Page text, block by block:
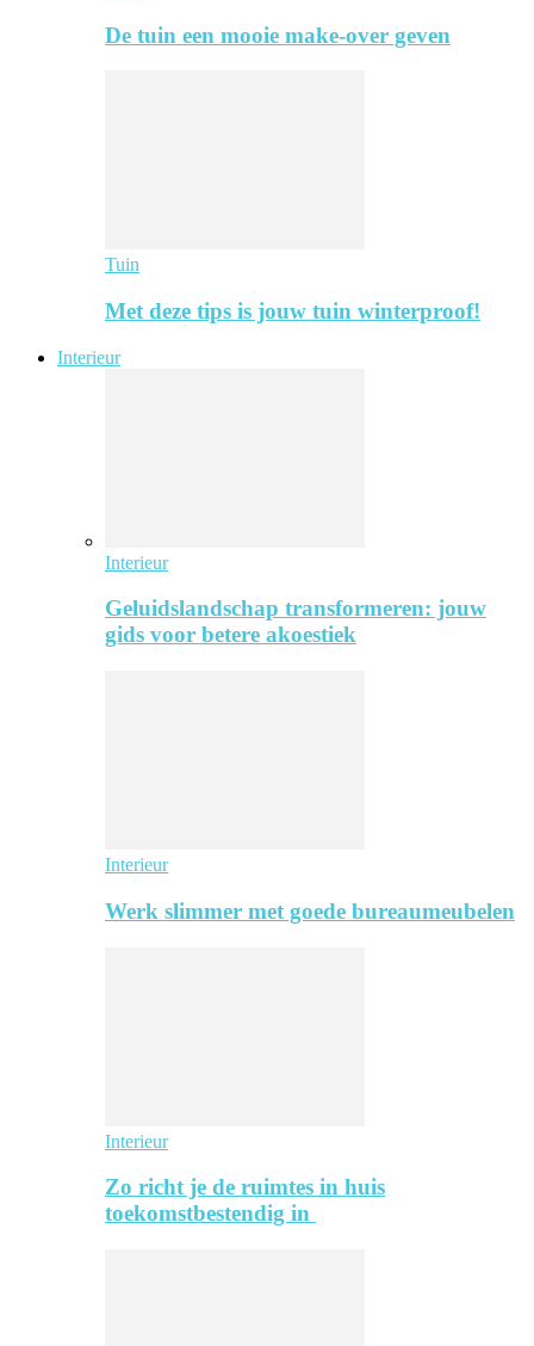
De tuin een mooie make-over geven
Tuin
Met deze tips is jouw tuin winterproof!
Interieur
Interieur
Geluidslandschap transformeren: jouw
gids voor betere akoestiek
Interieur
Werk slimmer met goede bureaumeubelen
Interieur
Zo richt je de ruimtes in huis
toekomstbestendig in